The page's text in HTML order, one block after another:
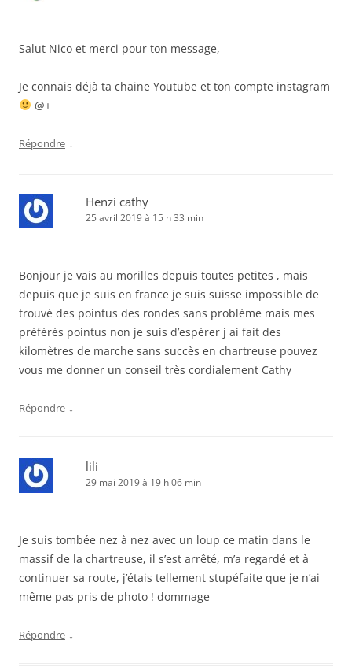
Salut Nico et merci pour ton message,
Je connais déjà ta chaine Youtube et ton compte instagram
@+
Répondre ↓
Henzi cathy
25 avril 2019 à 15 h 33 min
Bonjour je vais au morilles depuis toutes petites , mais
depuis que je suis en france je suis suisse impossible de
trouvé des pointus des rondes sans problème mais mes
préférés pointus non je suis d’espérer j ai fait des
kilomètres de marche sans succès en chartreuse pouvez
vous me donner un conseil très cordialement Cathy
Répondre ↓
lili
29 mai 2019 à 19 h 06 min
Je suis tombée nez à nez avec un loup ce matin dans le
massif de la chartreuse, il s’est arrêté, m’a regardé et à
continuer sa route, j’étais tellement stupéfaite que je n’ai
même pas pris de photo ! dommage
Répondre ↓